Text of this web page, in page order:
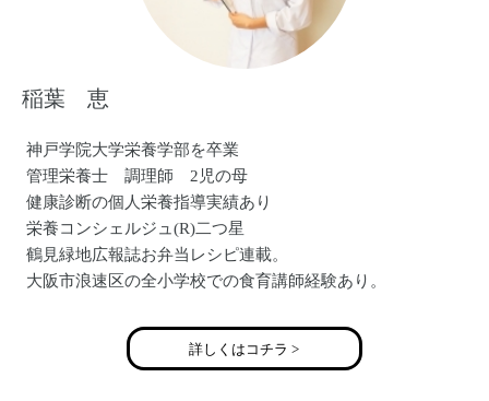
稲葉 恵
神戸学院大学栄養学部を卒業
管理栄養士 調理師 2児の母
健康診断の個人栄養指導実績あり
栄養コンシェルジュ(R)二つ星
鶴見緑地広報誌お弁当レシピ連載。
大阪市浪速区の全小学校での食育講師経験あり。
い いのちをつなぐ 生きる力をつける食育
詳しくはコチラ >